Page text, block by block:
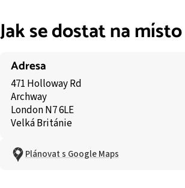
Jak se dostat na místo
Adresa
471 Holloway Rd
Archway
London N7 6LE
Velká Británie
Plánovat s Google Maps